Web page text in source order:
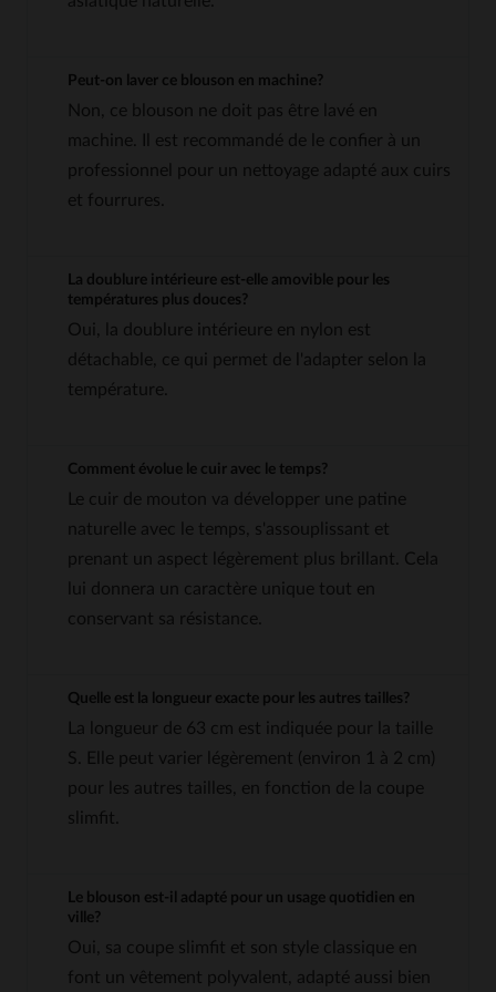
Peut-on laver ce blouson en machine?
Non, ce blouson ne doit pas être lavé en
machine. Il est recommandé de le confier à un
professionnel pour un nettoyage adapté aux cuirs
et fourrures.
La doublure intérieure est-elle amovible pour les
températures plus douces?
Oui, la doublure intérieure en nylon est
détachable, ce qui permet de l'adapter selon la
température.
Comment évolue le cuir avec le temps?
Le cuir de mouton va développer une patine
naturelle avec le temps, s'assouplissant et
prenant un aspect légèrement plus brillant. Cela
lui donnera un caractère unique tout en
conservant sa résistance.
Quelle est la longueur exacte pour les autres tailles?
La longueur de 63 cm est indiquée pour la taille
S. Elle peut varier légèrement (environ 1 à 2 cm)
pour les autres tailles, en fonction de la coupe
slimfit.
Le blouson est-il adapté pour un usage quotidien en
ville?
Oui, sa coupe slimfit et son style classique en
font un vêtement polyvalent, adapté aussi bien